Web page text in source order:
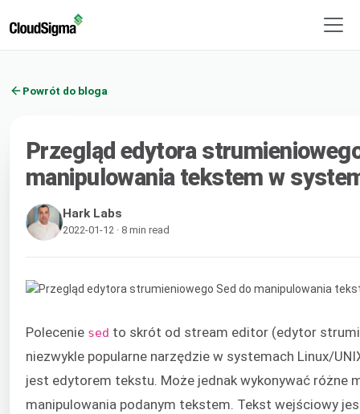
Powrót do bloga
Przegląd edytora
manipulowania tekstem w
Hark Labs
2022-01-12 · 8 min read
Polecenie sed to skrót od stream editor (edytor
niezwykle popularne narzędzie w systemach Linux/
jest edytorem tekstu. Może jednak wykonywać różne
manipulowania podanym tekstem. Tekst wejściowy